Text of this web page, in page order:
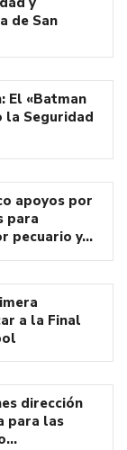
de San
El «Batman
la Seguridad
apoyos por
para
pecuario y…
a la Final
dirección
para las